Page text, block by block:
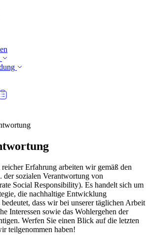
Erfahrung arbeiten wir gemäß den
der sozialen Verantwortung von
Social Responsibility). Es handelt sich um
die nachhaltige Entwicklung
dass wir bei unserer täglichen Arbeit
Interessen sowie das Wohlergehen der
Werfen Sie einen Blick auf die letzten
teilgenommen haben!